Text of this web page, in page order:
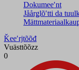
Dokumeeʹnt
Jåårǥlõʹtti da
Ǩeeʹrjtõõđ
Vuästtõõzz
0